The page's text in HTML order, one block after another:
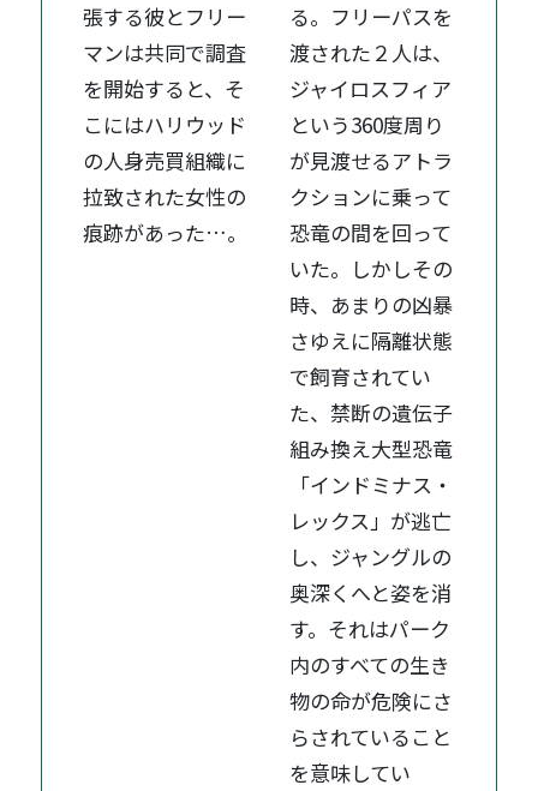
張する彼とフリー
マンは共同で調査
を開始すると、そ
こにはハリウッド
の人身売買組織に
拉致された女性の
痕跡があった…。
る。フリーパスを
渡された２人は、
ジャイロスフィア
という360度周り
が見渡せるアトラ
クションに乗って
恐竜の間を回って
いた。しかしその
時、あまりの凶暴
さゆえに隔離状態
で飼育されてい
た、禁断の遺伝子
組み換え大型恐竜
「インドミナス・
レックス」が逃亡
し、ジャングルの
奥深くへと姿を消
す。それはパーク
内のすべての生き
物の命が危険にさ
らされていること
を意味してい